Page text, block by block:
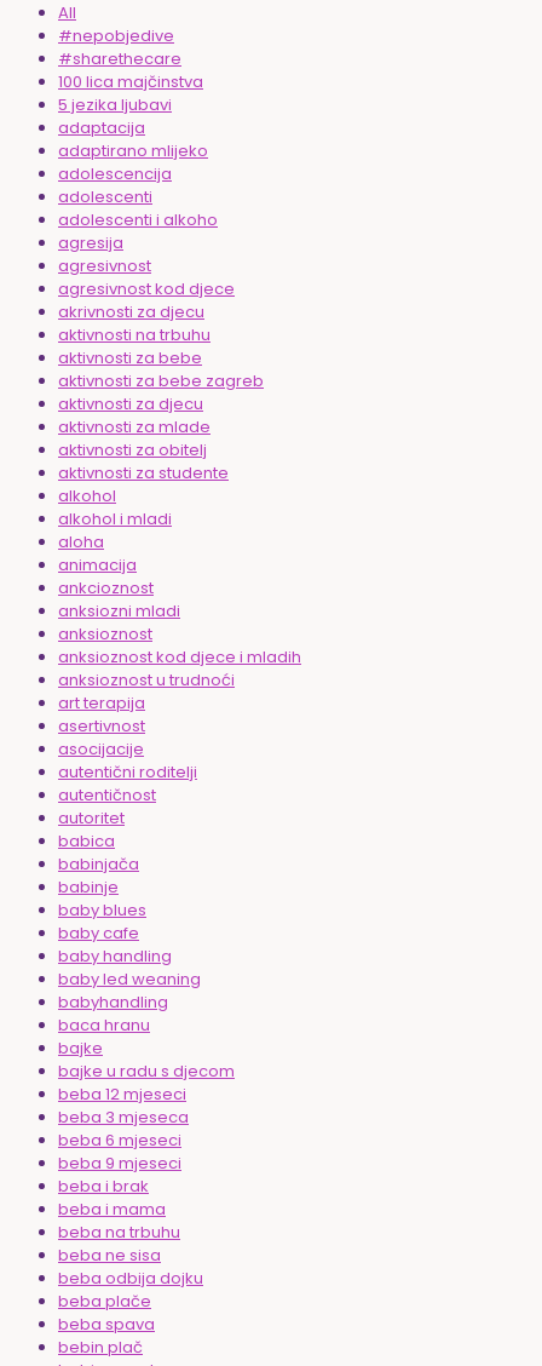
All
#nepobjedive
#sharethecare
100 lica majčinstva
5 jezika ljubavi
adaptacija
adaptirano mlijeko
adolescencija
adolescenti
adolescenti i alkoho
agresija
agresivnost
agresivnost kod djece
akrivnosti za djecu
aktivnosti na trbuhu
aktivnosti za bebe
aktivnosti za bebe zagreb
aktivnosti za djecu
aktivnosti za mlade
aktivnosti za obitelj
aktivnosti za studente
alkohol
alkohol i mladi
aloha
animacija
ankcioznost
anksiozni mladi
anksioznost
anksioznost kod djece i mladih
anksioznost u trudnoći
art terapija
asertivnost
asocijacije
autentični roditelji
autentičnost
autoritet
babica
babinjača
babinje
baby blues
baby cafe
baby handling
baby led weaning
babyhandling
baca hranu
bajke
bajke u radu s djecom
beba 12 mjeseci
beba 3 mjeseca
beba 6 mjeseci
beba 9 mjeseci
beba i brak
beba i mama
beba na trbuhu
beba ne sisa
beba odbija dojku
beba plače
beba spava
bebin plač